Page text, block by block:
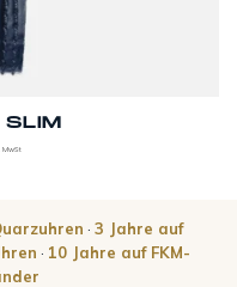
SLIM
MwSt
· 3 Jahre auf
· 10 Jahre auf FKM-